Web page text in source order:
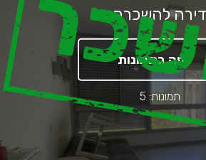
דירה להשכרה
צפה בתמונות
תמונות: 5